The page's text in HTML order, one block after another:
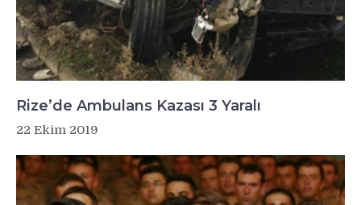
Rize’de Ambulans Kazası 3 Yaralı
22 Ekim 2019